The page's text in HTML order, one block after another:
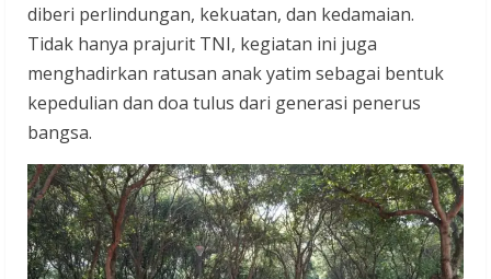
diberi perlindungan, kekuatan, dan kedamaian.
Tidak hanya prajurit TNI, kegiatan ini juga
menghadirkan ratusan anak yatim sebagai bentuk
kepedulian dan doa tulus dari generasi penerus
bangsa.